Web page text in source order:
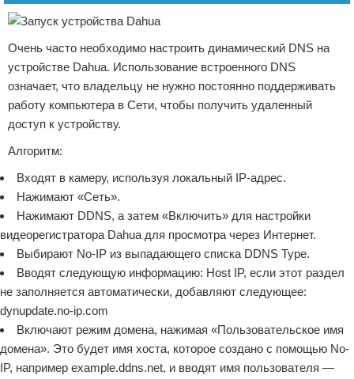
Очень часто необходимо настроить динамический DNS на
устройстве Dahua. Использование встроенного DNS
означает, что владельцу не нужно постоянно поддерживать
работу компьютера в Сети, чтобы получить удаленный
доступ к устройству.
Алгоритм:
Входят в камеру, используя локальный IP-адрес.
Нажимают «Сеть».
Нажимают DDNS, а затем «Включить» для настройки
видеорегистратора Dahua для просмотра через Интернет.
Выбирают No-IP из выпадающего списка DDNS Type.
Вводят следующую информацию: Host IP, если этот раздел
не заполняется автоматически, добавляют следующее:
dynupdate.no-ip.com
Включают режим домена, нажимая «Пользовательское имя
домена». Это будет имя хоста, которое создано с помощью No-
IP, например example.ddns.net, и вводят имя пользователя —